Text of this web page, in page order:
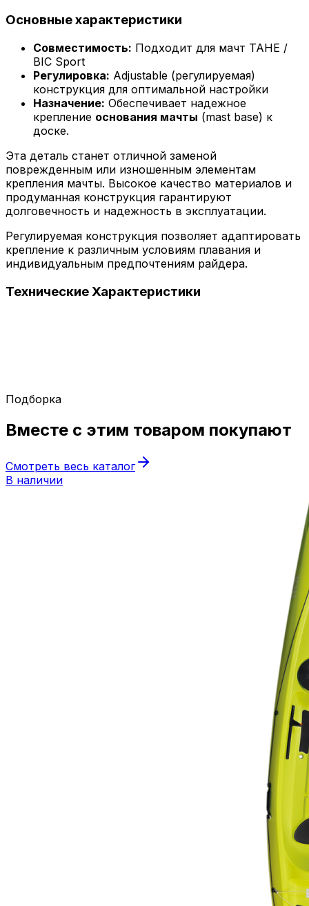
Основные характеристики
Совместимость: Подходит для мачт TAHE /
BIC Sport
Регулировка: Adjustable (регулируемая)
конструкция для оптимальной настройки
Назначение: Обеспечивает надежное
крепление основания мачты (mast base) к
доске.
Эта деталь станет отличной заменой
поврежденным или изношенным элементам
крепления мачты. Высокое качество материалов и
продуманная конструкция гарантируют
долговечность и надежность в эксплуатации.
Регулируемая конструкция позволяет адаптировать
крепление к различным условиям плавания и
индивидуальным предпочтениям райдера.
Технические Характеристики
Подборка
Вместе с этим товаром покупают
Смотреть весь каталог
В наличии